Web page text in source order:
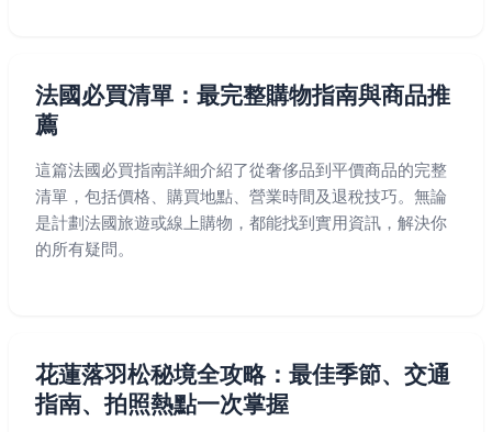
法國必買清單：最完整購物指南與商品推
薦
這篇法國必買指南詳細介紹了從奢侈品到平價商品的完整
清單，包括價格、購買地點、營業時間及退稅技巧。無論
是計劃法國旅遊或線上購物，都能找到實用資訊，解決你
的所有疑問。
花蓮落羽松秘境全攻略：最佳季節、交通
指南、拍照熱點一次掌握